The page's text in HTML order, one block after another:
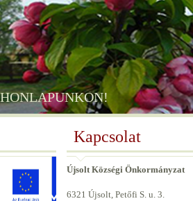
Kapcsolat
Újsolt Községi Önkormányzat
6321 Újsolt, Petőfi S. u. 3.